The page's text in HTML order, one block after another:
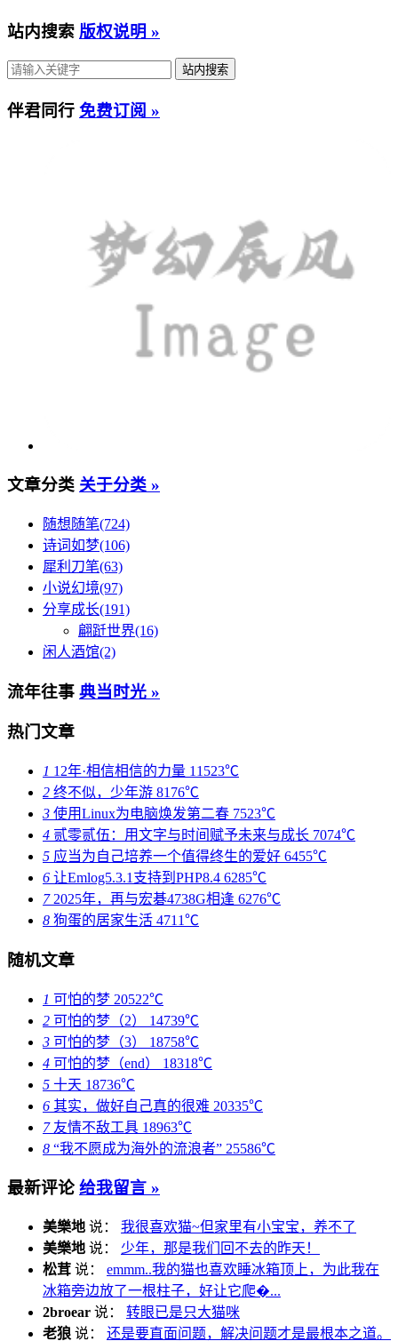
站内搜索 版权说明 »
伴君同行 免费订阅 »
文章分类 关于分类 »
随想随笔(724)
诗词如梦(106)
犀利刀笔(63)
小说幻境(97)
分享成长(191)
翩跹世界(16)
闲人酒馆(2)
流年往事 典当时光 »
热门文章
1 12年·相信相信的力量 11523℃
2 终不似，少年游 8176℃
3 使用Linux为电脑焕发第二春 7523℃
4 贰零贰伍：用文字与时间赋予未来与成长 7074℃
5 应当为自己培养一个值得终生的爱好 6455℃
6 让Emlog5.3.1支持到PHP8.4 6285℃
72025年，再与宏碁4738G相逢 6276℃
8 狗蛋的居家生活 4711℃
随机文章
1 可怕的梦 20522℃
2 可怕的梦（2） 14739℃
3 可怕的梦（3） 18758℃
4 可怕的梦（end） 18318℃
5 十天 18736℃
6 其实，做好自己真的很难 20335℃
7友情不敌工具 18963℃
8 “我不愿成为海外的流浪者” 25586℃
最新评论 给我留言 »
美樂地 说： 我很喜欢猫~但家里有小宝宝，养不了
美樂地 说： 少年，那是我们回不去的昨天！
松茸 说： emmm..我的猫也喜欢睡冰箱顶上，为此我在
冰箱旁边放了一根柱子，好让它爬�...
2broear 说： 转眼已是只大猫咪
老狼 说： 还是要直面问题，解决问题才是最根本之道。